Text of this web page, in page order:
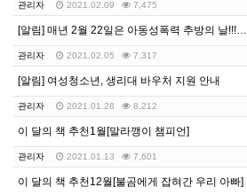
관리자 2021.02.09 7,475
[알림] 매년 2월 22일은 아동성폭력 추방의 날!!!…
관리자 2021.02.05 7,317
[알림] 여성청소년, 생리대 바우처 지원 안내
관리자 2021.01.28 8,212
이 달의 책 추천1월[말라깽이 챔피언]
관리자 2021.01.13 7,601
이 달의 책 추천12월[불곰에게 잡혀간 우리 아빠]